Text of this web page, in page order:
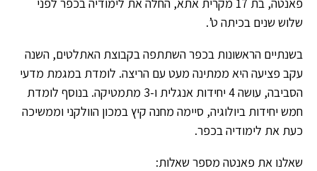
שלוש שנים בכיתה ט’.
בשנתיים הראשונות בכפר השתתפה בקבוצת האתלטים, השנה
עקב פציעה היא ממתינה מעט עם הריצה. לומדת במגמת מדעי
הסביבה, עושה 4 יחידות אנגלית ו-3 מתמטיקה. בנוסף לומדת
חמש יחידות ביולוגיה, סיימה מחנה קיץ במכון הוולקני וממשיכה
כעת את לימודיה בכפר.
שאלנו את פאנטה מספר שאלות: